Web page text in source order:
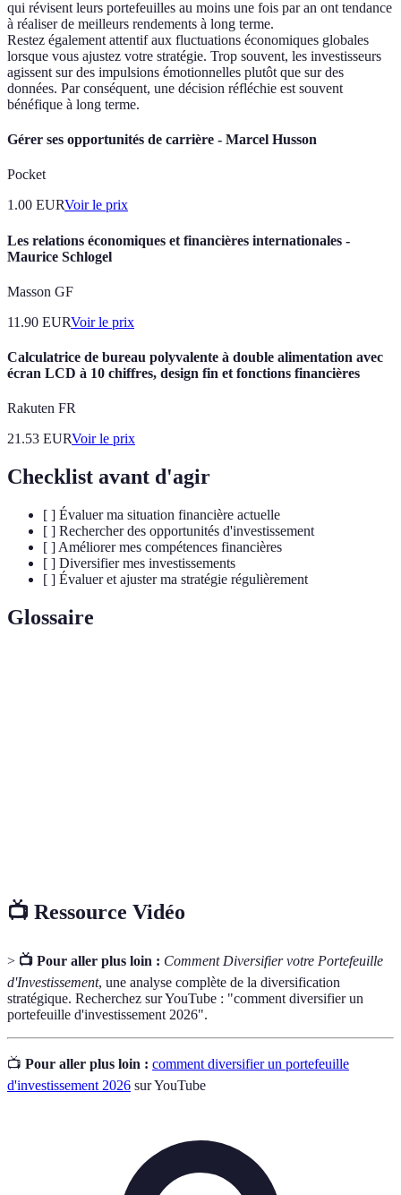
qui révisent leurs portefeuilles au moins une fois par an ont tendance
à réaliser de meilleurs rendements à long terme.
Restez également attentif aux fluctuations économiques globales
lorsque vous ajustez votre stratégie. Trop souvent, les investisseurs
agissent sur des impulsions émotionnelles plutôt que sur des
données. Par conséquent, une décision réfléchie est souvent
bénéfique à long terme.
Gérer ses opportunités de carrière - Marcel Husson
Pocket
1.00 EURVoir le prix
Les relations économiques et financières internationales -
Maurice Schlogel
Masson GF
11.90 EURVoir le prix
Calculatrice de bureau polyvalente à double alimentation avec
écran LCD à 10 chiffres, design fin et fonctions financières
Rakuten FR
21.53 EURVoir le prix
Checklist avant d'agir
[ ] Évaluer ma situation financière actuelle
[ ] Rechercher des opportunités d'investissement
[ ] Améliorer mes compétences financières
[ ] Diversifier mes investissements
[ ] Évaluer et ajuster ma stratégie régulièrement
Glossaire
📺 Ressource Vidéo
> 📺 Pour aller plus loin : Comment Diversifier votre Portefeuille
d'Investissement, une analyse complète de la diversification
stratégique. Recherchez sur YouTube : "comment diversifier un
portefeuille d'investissement 2026".
📺 Pour aller plus loin : comment diversifier un portefeuille
d'investissement 2026 sur YouTube